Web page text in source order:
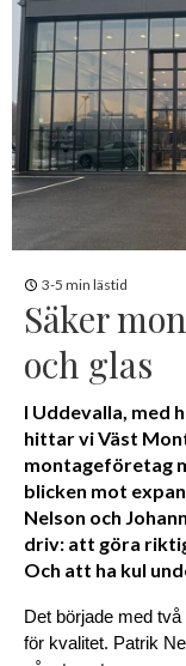
3-5 min lästid
Säker
och glas
I Uddevalla, med
hittar vi Väst
montageföretag
blicken mot
Nelson och
driv: att göra
Och att ha kul
Det började med
för kvalitet. Patrik